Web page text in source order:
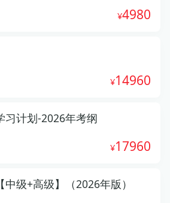
4980
14960
习计划-2026年考纲
17960
级+高级】（2026年版）